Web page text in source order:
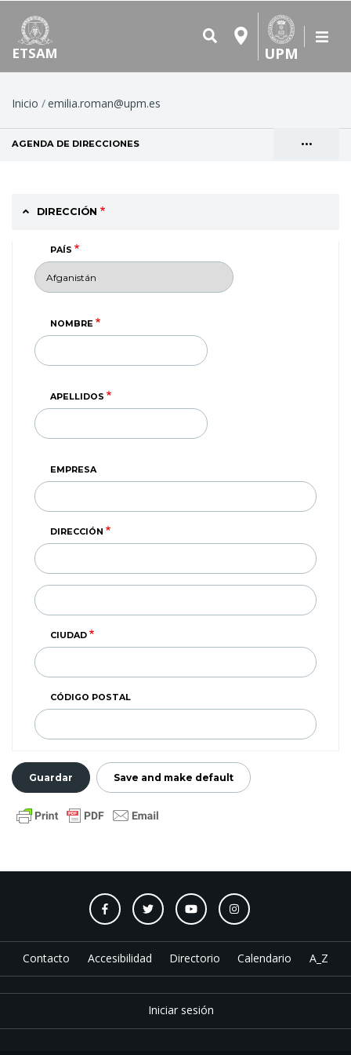
ETSAM UPM
Ruta
de
navegación
Inicio emilia.roman@upm.es
•••
AGENDA DE DIRECCIONES
DIRECCIÓN
PAÍS
NOMBRE
APELLIDOS
EMPRESA
DIRECCIÓN
LINEA)
CIUDAD
CÓDIGO POSTAL
Contacto Accesibilidad Directorio Calendario A_Z
Iniciar sesión